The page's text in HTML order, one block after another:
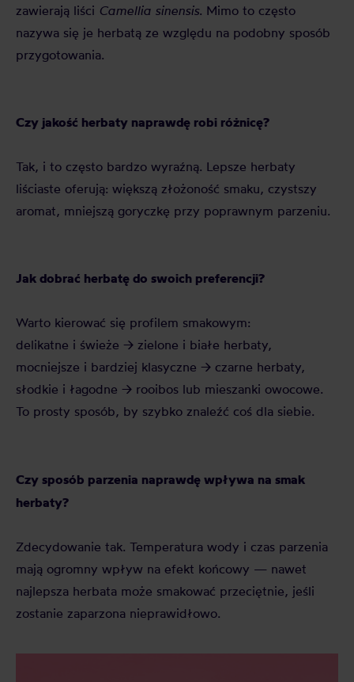
zawierają liści Camellia sinensis. Mimo to często
nazywa się je herbatą ze względu na podobny sposób
przygotowania.
Czy jakość herbaty naprawdę robi różnicę?
Tak, i to często bardzo wyraźną. Lepsze herbaty
liściaste oferują: większą złożoność smaku, czystszy
aromat, mniejszą goryczkę przy poprawnym parzeniu.
Jak dobrać herbatę do swoich preferencji?
Warto kierować się profilem smakowym:
delikatne i świeże → zielone i białe herbaty,
mocniejsze i bardziej klasyczne → czarne herbaty,
słodkie i łagodne → rooibos lub mieszanki owocowe.
To prosty sposób, by szybko znaleźć coś dla siebie.
Czy sposób parzenia naprawdę wpływa na smak
herbaty?
Zdecydowanie tak. Temperatura wody i czas parzenia
mają ogromny wpływ na efekt końcowy — nawet
najlepsza herbata może smakować przeciętnie, jeśli
zostanie zaparzona nieprawidłowo.